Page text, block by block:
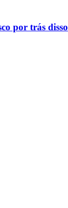
por trás disso